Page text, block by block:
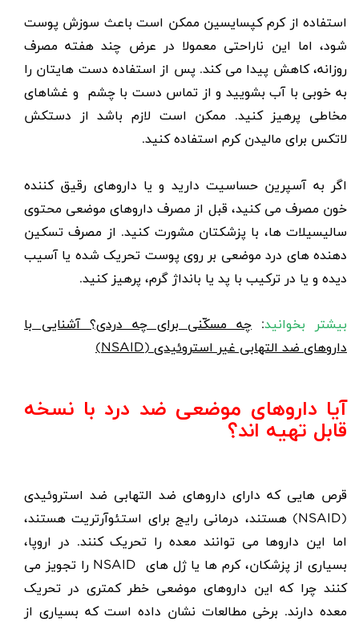
استفاده از کرم کپسایسین ممکن است باعث سوزش پوست
شود، اما این ناراحتی معمولا در عرض چند هفته مصرف
روزانه، کاهش پیدا می کند. پس از استفاده دست هایتان را
به خوبی با آب بشویید و از تماس دست با چشم و غشاهای
مخاطی پرهیز کنید. ممکن است لازم باشد از دستکش
لاتکس برای مالیدن کرم استفاده کنید.
اگر به آسپرین حساسیت دارید و یا داروهای رقیق کننده
خون مصرف می کنید، قبل از مصرف داروهای موضعی محتوی
سالیسیلات ها، با پزشکتان مشورت کنید. از مصرف تسکین
دهنده های درد موضعی بر روی پوست تحریک شده یا آسیب
دیده و یا در ترکیب با پد یا بانداژ گرم، پرهیز کنید.
بیشتر بخوانید:چه مسکّنی برای چه دردی؟ آشنایی با
داروهای ضد التهابی غیر استروئیدی (NSAID)
آیا داروهای موضعی ضد درد با نسخه
قابل تهیه اند؟
قرص هایی که دارای داروهای ضد التهابی ضد استروئیدی
(
NSAID) هستند، درمانی رایج برای استئوآرتریت هستند،
اما این داروها می توانند معده را تحریک کنند. در اروپا،
بسیاری از پزشکان،کرم ها یا ژل های NSAID را تجویز می
کنند چرا که این داروهای موضعی خطر کمتری در تحریک
معده دارند. برخی مطالعات نشان داده است که بسیاری از